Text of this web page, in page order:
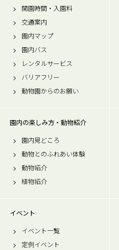
開園時間・入園料
交通案内
園内マップ
園内バス
レンタルサービス
バリアフリー
動物園からのお願い
園内の楽しみ方・動物紹介
園内見どころ
動物とのふれあい体験
動物紹介
植物紹介
イベント
イベント一覧
定例イベント